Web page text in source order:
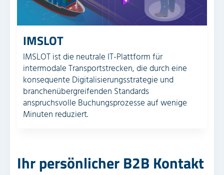
IMSLOT
IMSLOT ist die neutrale IT-Plattform für
intermodale Transport­strecken, die durch eine
konsequente Digitalisierungs­strategie und
branchen­übergreifenden Standards
anspruchsvolle Buchungs­prozesse auf wenige
Minuten reduziert.
Ihr persönlicher B2B Kontakt